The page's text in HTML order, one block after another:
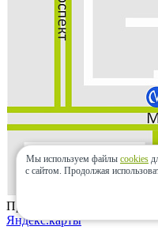
Проложить маршрут
Яндекс.карты
Мы используем файлы cookies
с сайтом. Продолжая